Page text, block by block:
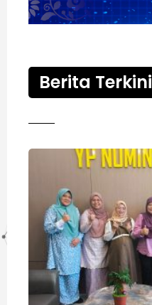
Berita Terkini